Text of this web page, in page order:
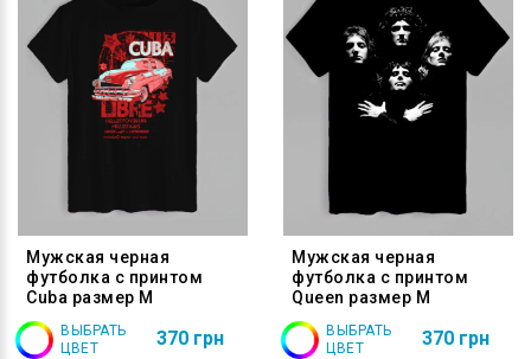
Мужская черная
футболка с принтом
Cuba размер M
ВЫБРАТЬ
ЦВЕТ
370 грн
Мужская черная
футболка с принтом
Queen размер M
ВЫБРАТЬ
ЦВЕТ
370 грн